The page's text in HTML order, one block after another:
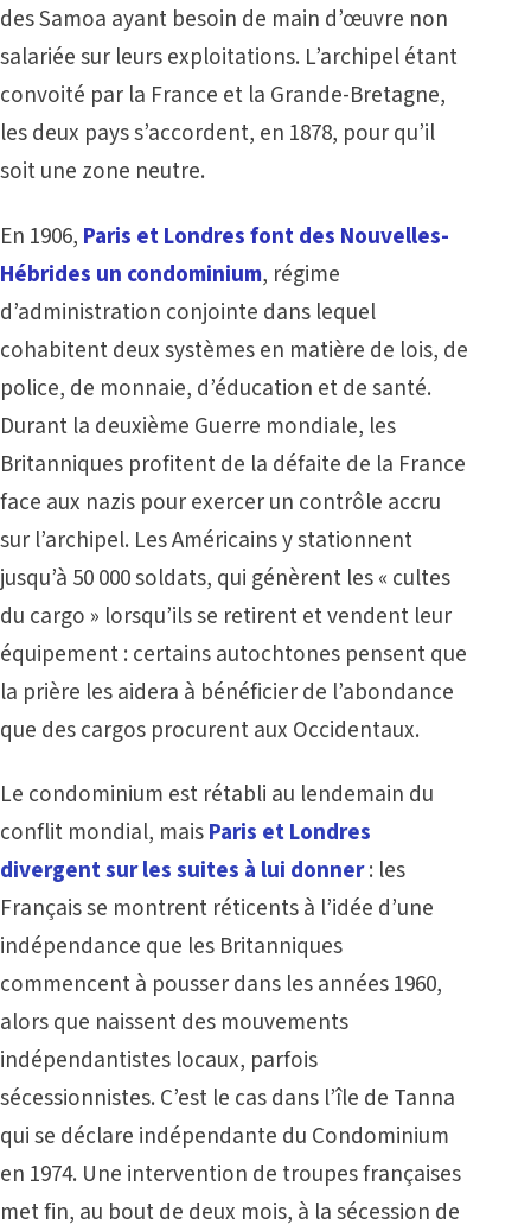
des Samoa ayant besoin de main d’œuvre non
salariée sur leurs exploitations. L’archipel étant
convoité par la France et la Grande-Bretagne,
les deux pays s’accordent, en 1878, pour qu’il
soit une zone neutre.
En 1906, Paris et Londres font des Nouvelles-
Hébrides un condominium, régime
d’administration conjointe dans lequel
cohabitent deux systèmes en matière de lois, de
police, de monnaie, d’éducation et de santé.
Durant la deuxième Guerre mondiale, les
Britanniques profitent de la défaite de la France
face aux nazis pour exercer un contrôle accru
sur l’archipel. Les Américains y stationnent
jusqu’à 50 000 soldats, qui génèrent les « cultes
du cargo » lorsqu’ils se retirent et vendent leur
équipement : certains autochtones pensent que
la prière les aidera à bénéficier de l’abondance
que des cargos procurent aux Occidentaux.
Le condominium est rétabli au lendemain du
conflit mondial, maisParis et Londres
divergent sur les suites à lui donner: les
Français se montrent réticents à l’idée d’une
indépendance que les Britanniques
commencent à pousser dans les années 1960,
alors que naissent des mouvements
indépendantistes locaux, parfois
sécessionnistes. C’est le cas dans l’île de Tanna
qui se déclare indépendante du Condominium
en 1974. Une intervention de troupes françaises
met fin, au bout de deux mois, à la sécession de